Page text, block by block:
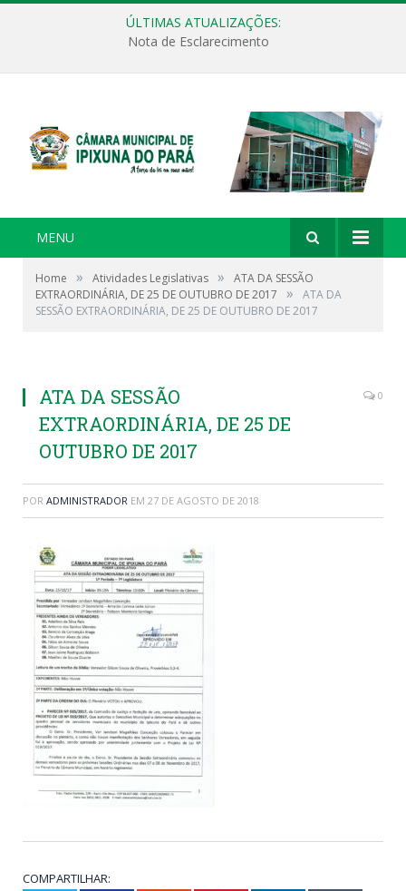
ÚLTIMAS ATUALIZAÇÕES:
Nota de Esclarecimento
MENU
Home » Atividades Legislativas »
ATA DA SESSÃO
EXTRAORDINÁRIA, DE 25 DE OUTUBRO DE 2017
»
ATA DA
SESSÃO EXTRAORDINÁRIA, DE 25 DE OUTUBRO DE 2017
ATA DA SESSÃO
EXTRAORDINÁRIA, DE 25 DE
OUTUBRO DE 2017
0
POR ADMINISTRADOR EM 27 DE AGOSTO DE 2018
COMPARTILHAR: